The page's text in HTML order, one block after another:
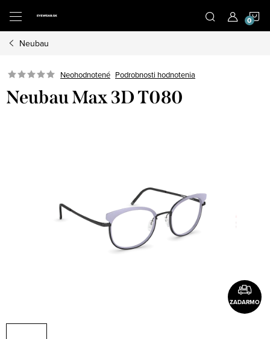
obsah
Neubau
Neohodnotené Podrobnosti hodnotenia
Neubau Max 3D T080
ZADARMO